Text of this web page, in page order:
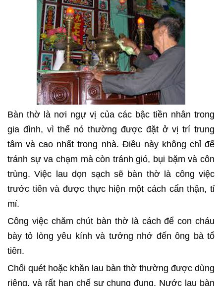
Bàn thờ là nơi ngự vị của các bậc tiền nhân trong
gia đình, vì thế nó thường được đặt ở vị trí trung
tâm và cao nhất trong nhà. Điều này không chỉ để
tránh sự va chạm mà còn tránh gió, bụi bặm và côn
trùng. Việc lau dọn sạch sẽ bàn thờ là công việc
trước tiên và được thực hiện một cách cẩn thận, tỉ
mỉ.
Công việc chăm chút bàn thờ là cách để con cháu
bày tỏ lòng yêu kính và tưởng nhớ đến ông bà tổ
tiên.
Chổi quét hoặc khăn lau bàn thờ thường được dùng
riêng, và rất hạn chế sự chung đụng. Nước lau bàn